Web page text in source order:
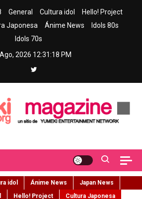
General Cultura idol
Hello! Project
Japonesa Ánime News
Idols 80s
Idols 70s
2026 12:31:20 PM
idol Ánime News
Japan News
Hello! Project
Cultura Japonesa